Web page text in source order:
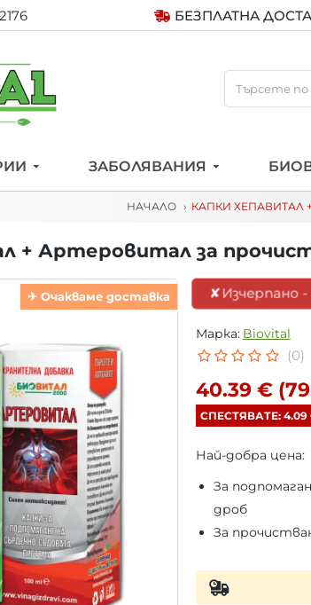
БЕЗПЛАТНА
ЗАБОЛЯВАНИЯ
НАЧАЛО КАПКИ ХЕПАВИТАЛ
+ Артеровитал за
✈ Очакваме доставка ✘Изчерпано
Марка: Biovital
(0)
40.39 €
СПЕСТЯВАТЕ: 4.09
Най-добра цена:
За
дроб
За